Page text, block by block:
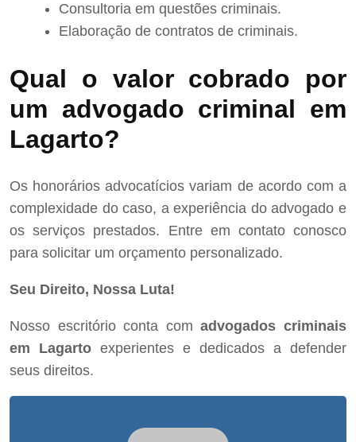
Consultoria em questões criminais.
Elaboração de contratos de criminais.
Qual o valor cobrado por
um advogado criminal em
Lagarto?
Os honorários advocatícios variam de acordo com a
complexidade do caso, a experiência do advogado e
os serviços prestados. Entre em contato conosco
para solicitar um orçamento personalizado.
Seu Direito, Nossa Luta!
Nosso escritório conta comadvogados criminais
em Lagarto experientes e dedicados a defender
seus direitos.